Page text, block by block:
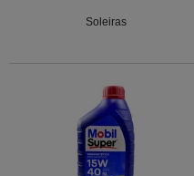
Soleiras